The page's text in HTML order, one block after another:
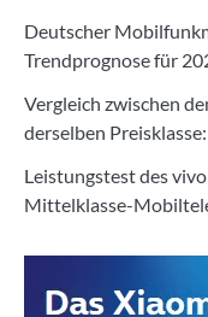
Deutscher
Trendprognose für
Vergleich zwischen
derselben
Leistungstest des
Mittelklasse-